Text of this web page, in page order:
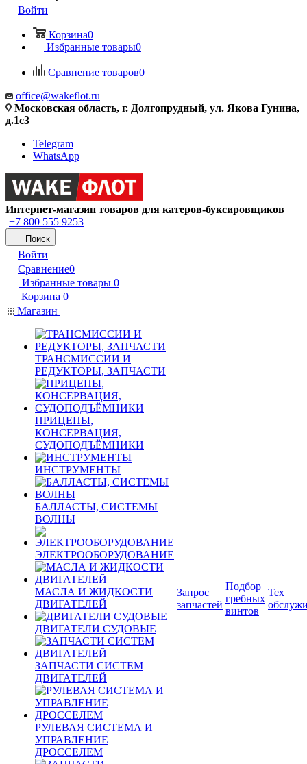
Войти
Корзина0
Избранные товары0
Сравнение товаров0
office@wakeflot.ru
Московская область, г. Долгопрудный, ул. Якова Гунина,
д.1с3
Telegram
WhatsApp
Интернет-магазин товаров для катеров-буксировщиков
+7 800 555 9253
Поиск
Войти
Сравнение0
Избранные товары 0
Корзина 0
Магазин
ТРАНСМИССИИ И
РЕДУКТОРЫ, ЗАПЧАСТИ
ПРИЦЕПЫ,
КОНСЕРВАЦИЯ,
СУДОПОДЪЁМНИКИ
ИНСТРУМЕНТЫ
БАЛЛАСТЫ, СИСТЕМЫ
ВОЛНЫ
ЭЛЕКТРООБОРУДОВАНИЕ
МАСЛА И ЖИДКОСТИ
ДВИГАТЕЛЕЙ
ДВИГАТЕЛИ СУДОВЫЕ
ЗАПЧАСТИ СИСТЕМ
ДВИГАТЕЛЕЙ
РУЛЕВАЯ СИСТЕМА И
УПРАВЛЕНИЕ
ДРОССЕЛЕМ
Запрос
запчастей
Подбор
гребных
винтов
Тех